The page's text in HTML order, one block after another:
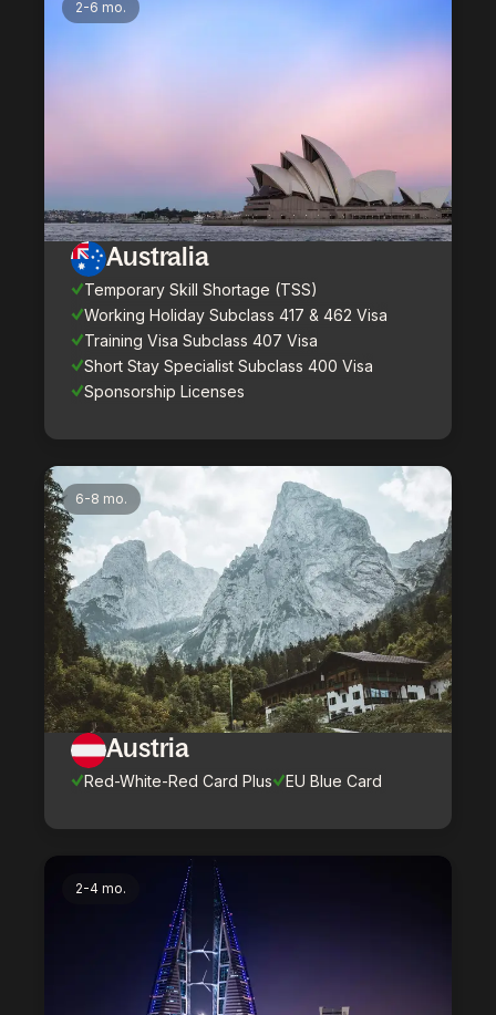
2-6 mo.
Australia
Temporary Skill Shortage (TSS)
Working Holiday Subclass 417 & 462 Visa
Training Visa Subclass 407 Visa
Short Stay Specialist Subclass 400 Visa
Sponsorship Licenses
6-8 mo.
Austria
Red-White-Red Card Plus EU Blue Card
2-4 mo.